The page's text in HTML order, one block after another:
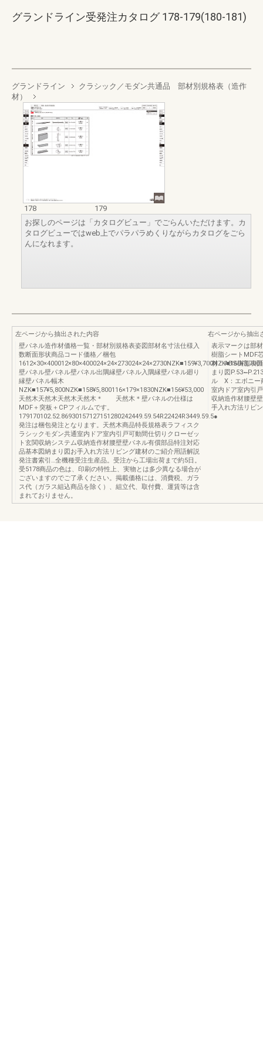
グランドライン受発注カタログ 178-179(180-181)
グランドライン
クラシック／モダン共通品 部材別規格表（造作
材）
178
179
お探しのページは「カタログビュー」でごらんいただけます。カ
タログビューではweb上でパラパラめくりながらカタログをごら
んになれます。
左ページから抽出された内容
壁パネル造作材価格一覧・部材別規格表姿図部材名寸法仕様入
数断面形状商品コード価格／梱包
壁パネル壁パネル壁パネル出隅縁壁パネル入隅縁壁パネル廻り
縁壁パネル幅木
NZK■157¥5,800NZK■158¥5,800116×179×1830NZK■156¥53,000
天然木天然木天然木天然木＊ 天然木＊壁パネルの仕様は
MDF＋突板＋CPフィルムです。
179170102.52.86930157127151280242449.59.54R22424R3449.59.5●
発注は梱包発注となります。天然木商品特長規格表ラフィスク
ラシックモダン共通室内ドア室内引戸可動間仕切りクローゼッ
ト玄関収納システム収納造作材腰壁壁パネル有償部品特注対応
品基本図納まり図お手入れ方法リビング建材のご紹介用語解説
発注書索引…全機種受注生産品。受注から工場出荷まで約5日。
受5178商品の色は、印刷の特性上、実物とは多少異なる場合が
ございますのでご了承ください。掲載価格には、消費税、ガラ
ス代（ガラス組込商品を除く）、組立代、取付費、運賃等は含
まれておりません。
右ページから抽出
表示マークは部
樹脂シートMDF
材：ABS樹脂表
まり図
ル X：エボニー
室内ドア室内引
収納造作材腰壁
手入れ方法リビ